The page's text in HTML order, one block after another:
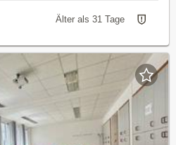
Älter als 31 Tage